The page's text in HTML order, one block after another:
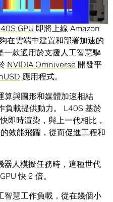
得速度倍增器。
GPU 即將上線 Amazon
在雲端中建置和部署加速的
一款適用於支援人工智慧驅
NVIDIA Omniverse 開發平
應用程式。
算與圖形和媒體加速相結
負載提供動力。 L40S 基於
即時渲染，與上一代相比，
效能飛躍，從而促進工程和
器人模擬任務時，這種世代
快 2 倍。
智慧工作負載，從在幾個小